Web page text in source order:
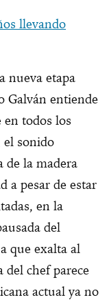
llevando
nueva etapa
Galván entiende
en todos los
el sonido
de la madera
a pesar de estar
en la
del
que exalta al
chef parece
actual ya no